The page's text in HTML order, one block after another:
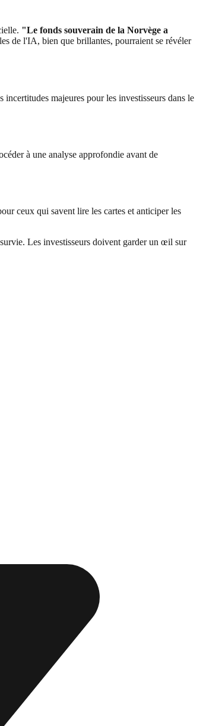
"Le fonds souverain de la Norvège a
de l'IA, bien que brillantes, pourraient se révéler
majeures pour les investisseurs dans le
à une analyse approfondie avant de
ceux qui savent lire les cartes et anticiper les
Les investisseurs doivent garder un œil sur